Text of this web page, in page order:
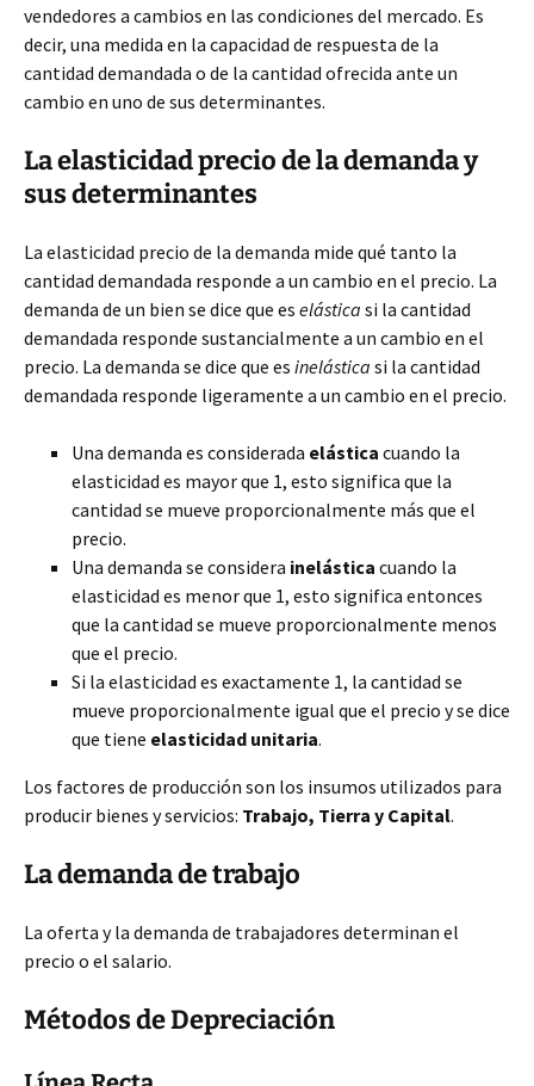
vendedores a cambios en las condiciones del mercado. Es
decir, una medida en la capacidad de respuesta de la
cantidad demandada o de la cantidad ofrecida ante un
cambio en uno de sus determinantes.
La elasticidad precio de la demanda y
sus determinantes
La elasticidad precio de la demanda mide qué tanto la
cantidad demandada responde a un cambio en el precio. La
demanda de un bien se dice que es elástica si la cantidad
demandada responde sustancialmente a un cambio en el
precio. La demanda se dice que es inelástica si la cantidad
demandada responde ligeramente a un cambio en el precio.
Una demanda es considerada elástica cuando la
elasticidad es mayor que 1, esto significa que la
cantidad se mueve proporcionalmente más que el
precio.
Una demanda se considera inelástica cuando la
elasticidad es menor que 1, esto significa entonces
que la cantidad se mueve proporcionalmente menos
que el precio.
Si la elasticidad es exactamente 1, la cantidad se
mueve proporcionalmente igual que el precio y se dice
que tiene elasticidad unitaria.
Los factores de producción son los insumos utilizados para
producir bienes y servicios: Trabajo, Tierra y Capital.
La demanda de trabajo
La oferta y la demanda de trabajadores determinan el
precio o el salario.
Métodos de Depreciación